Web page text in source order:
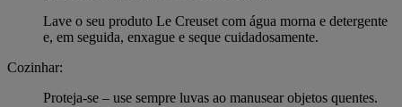
Lave o seu produto Le Creuset com água morna e detergente
e, em seguida, enxague e seque cuidadosamente.
Cozinhar:
Proteja-se – use sempre luvas ao manusear objetos quentes.